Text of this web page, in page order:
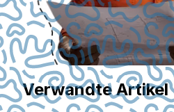
Verwandte Artikel